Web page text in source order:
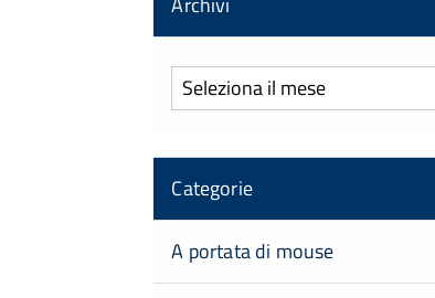
Archivi
Categorie
A portata di mouse